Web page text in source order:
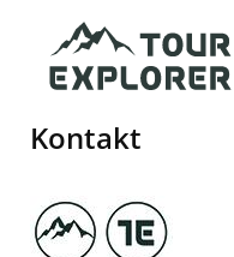
Inhalt
Kontakt
Image